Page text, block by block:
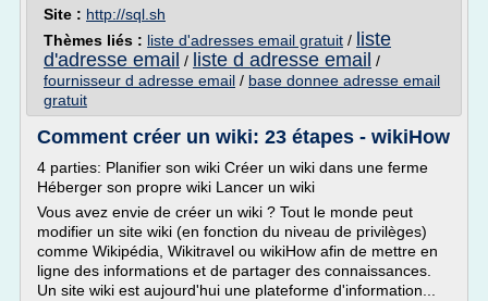
Site : http://sql.sh
Thèmes liés : liste d'adresses email gratuit / liste
d'adresse email / liste d adresse email /
fournisseur d adresse email / base donnee adresse email
gratuit
Comment créer un wiki: 23 étapes - wikiHow
4 parties: Planifier son wiki Créer un wiki dans une ferme
Héberger son propre wiki Lancer un wiki
Vous avez envie de créer un wiki ? Tout le monde peut
modifier un site wiki (en fonction du niveau de privilèges)
comme Wikipédia, Wikitravel ou wikiHow afin de mettre en
ligne des informations et de partager des connaissances.
Un site wiki est aujourd'hui une plateforme d'information...